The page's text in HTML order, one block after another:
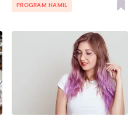
PROGRAM HAMIL